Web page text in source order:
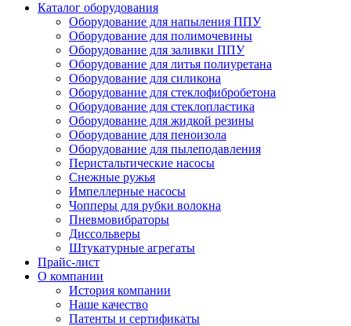
Каталог оборудования
Оборудование для напыления ППУ
Оборудование для полимочевины
Оборудование для заливки ППУ
Оборудование для литья полиуретана
Оборудование для силикона
Оборудование для стеклофибробетона
Оборудование для стеклопластика
Оборудование для жидкой резины
Оборудование для пеноизола
Оборудование для пылеподавления
Перистальтические насосы
Снежные ружья
Импеллерные насосы
Чопперы для рубки волокна
Пневмовибраторы
Диссольверы
Штукатурные агрегаты
Прайс-лист
О компании
История компании
Наше качество
Патенты и сертификаты